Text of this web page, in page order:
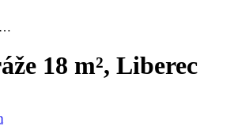
18 m², Liberec